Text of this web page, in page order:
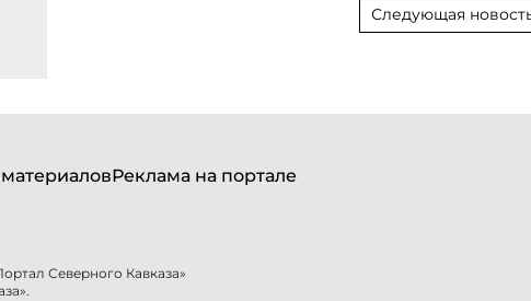
Следующая
Реклама на портале
Северного Кавказа»